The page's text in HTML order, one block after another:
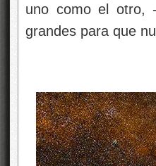
uno como el otro,
grandes para que